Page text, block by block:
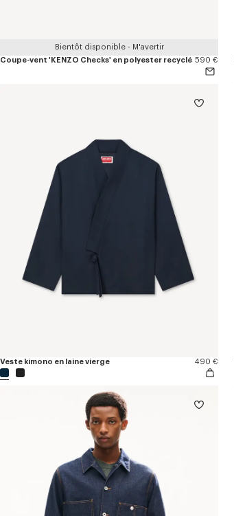
Bientôt disponible - M'avertir
Coupe-vent 'KENZO Checks' en polyester recyclé 590 €
Veste kimono en laine vierge 490 €